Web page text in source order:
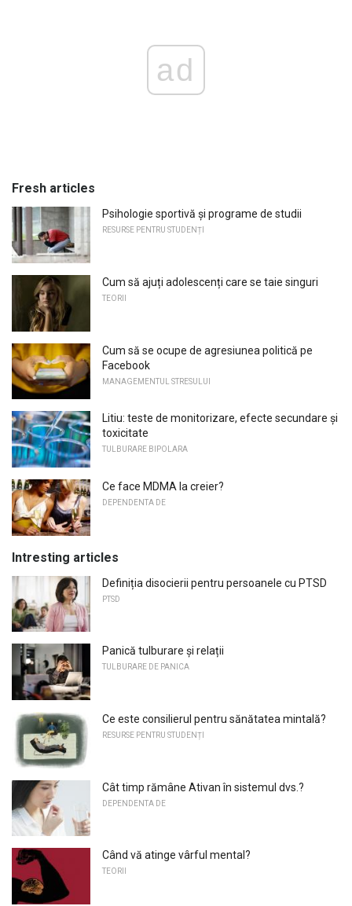
ad
Fresh articles
Psihologie sportivă și programe de studii
RESURSE PENTRU STUDENȚI
Cum să ajuți adolescenți care se taie singuri
TEORII
Cum să se ocupe de agresiunea politică pe
Facebook
MANAGEMENTUL STRESULUI
Litiu: teste de monitorizare, efecte secundare și
toxicitate
TULBURARE BIPOLARA
Ce face MDMA la creier?
DEPENDENTA DE
Intresting articles
Definiția disocierii pentru persoanele cu PTSD
PTSD
Panică tulburare și relații
TULBURARE DE PANICA
Ce este consilierul pentru sănătatea mintală?
RESURSE PENTRU STUDENȚI
Cât timp rămâne Ativan în sistemul dvs.?
DEPENDENTA DE
Când vă atinge vârful mental?
TEORII